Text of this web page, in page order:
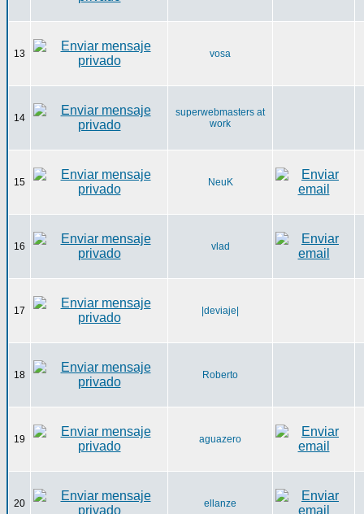
13 vosa
14
superwebmasters at
work
15 NeuK
16 vlad
17 |deviaje|
18 Roberto
19 aguazero
20 ellanze